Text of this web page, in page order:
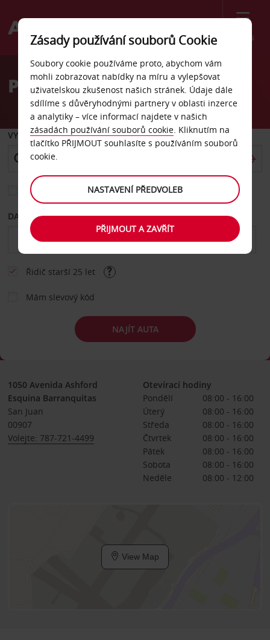
Menu
Welcome
AvisPronájem auta Condado
VYZVEDNOUT Z
Vyberte si jiné místo vrácení
DATUM OD DATUM DO
Řidič starší 25 let
Mám slevový kód
NAJÍT AUTA
1050 Avenida Ashford
Esquina Barranquitas
San Juan
00907
Volejte: 787-721-4499
Otevírací hodiny
Pondělí
08:00 - 16:00
Úterý
08:00 - 16:00
Středa
08:00 - 16:00
Čtvrtek
08:00 - 16:00
Pátek
08:00 - 16:00
Sobota
08:00 - 16:00
Neděle
08:00 - 12:00
View Map
Zásady používání souborů Cookie
Soubory cookie používáme proto, abychom vám
mohli zobrazovat nabídky na míru a vylepšovat
uživatelskou zkušenost našich stránek. Údaje dále
sdílíme s důvěryhodnými partnery v oblasti inzerce
a analytiky – více informací najdete v našich
zásadách používání souborů cookie. Kliknutím na
tlačítko PŘIJMOUT souhlasíte s používáním souborů
cookie.
NASTAVENÍ PŘEDVOLEB
PŘIJMOUT A ZAVŘÍT